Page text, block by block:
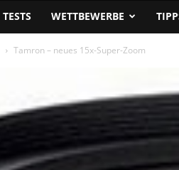
TESTS WETTBEWERBE
Tamron – neues 15x-Super-Zoom